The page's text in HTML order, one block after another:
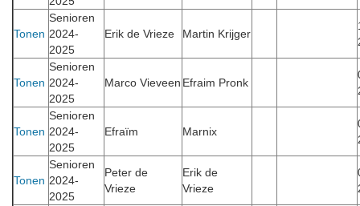
Tonen
Senioren
2024-
2025
Erik de Vrieze Martin Krijger
Tonen
Senioren
2024-
2025
Marco Vieveen Efraim Pronk
Tonen
Senioren
2024-
2025
Efraïm Marnix
Tonen
Senioren
2024-
2025
Peter de
Vrieze
Erik de
Vrieze